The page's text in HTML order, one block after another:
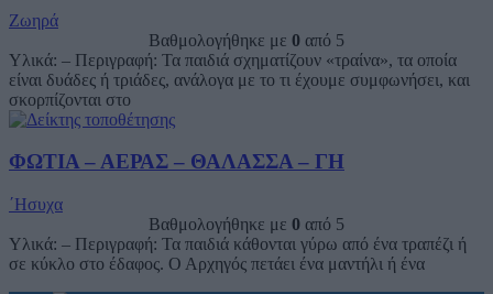
Ζωηρά
Βαθμολογήθηκε με 0 από 5
Υλικά: – Περιγραφή: Τα παιδιά σχηματίζουν «τραίνα», τα οποία
είναι δυάδες ή τριάδες, ανάλογα με το τι έχουμε συμφωνήσει, και
σκορπίζονται στο
ΦΩΤΙΑ – ΑΕΡΑΣ – ΘΑΛΑΣΣΑ – ΓΗ
΄Ησυχα
Βαθμολογήθηκε με 0 από 5
Υλικά: – Περιγραφή: Τα παιδιά κάθονται γύρω από ένα τραπέζι ή
σε κύκλο στο έδαφος. Ο Αρχηγός πετάει ένα μαντήλι ή ένα